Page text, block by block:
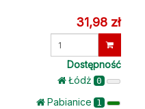
31,98 zł
Dostępność
Łódż 0
Pabianice 1